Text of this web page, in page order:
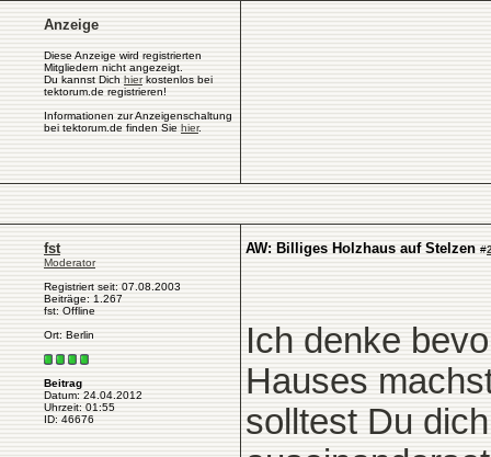
Anzeige
Diese Anzeige wird registrierten
Mitgliedern nicht angezeigt.
Du kannst Dich hierkostenlos bei
tektorum.de registrieren!
Informationen zur Anzeigenschaltung
bei tektorum.de finden Sie hier.
fst
Moderator
Registriert seit: 07.08.2003
Beiträge: 1.267
fst: Offline
Ort: Berlin
Beitrag
Datum: 24.04.2012
Uhrzeit: 01:55
ID: 46676
AW: Billiges Holzhaus auf Stelzen #
Ich denke
Hauses
solltest Du